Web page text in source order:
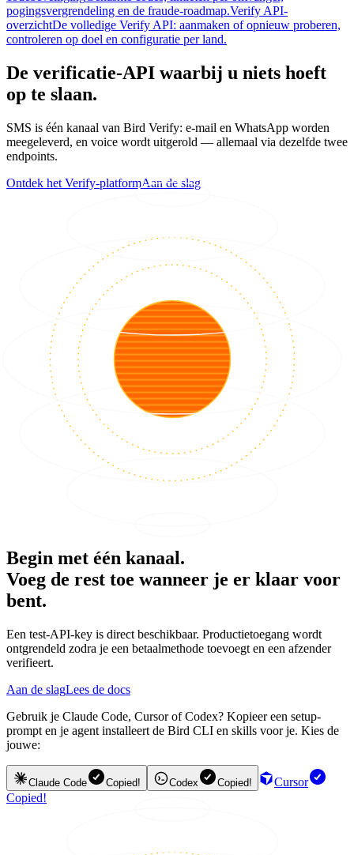
pogingsvergrendeling en de fraude-roadmap.Verify API-
overzichtDe volledige Verify API: aanmaken of opnieuw proberen,
controleren op doel en configuratie per land.
De verificatie-API waarbij u niets hoeft
op te slaan.
SMS is één kanaal van Bird Verify: e-mail en WhatsApp worden
meegeleverd, en voice wordt uitgerold — allemaal via dezelfde twee
endpoints.
Ontdek het Verify-platformAan de slag
Begin met één kanaal.
Voeg de rest toe wanneer je er klaar voor
bent.
Een test-API-key is direct beschikbaar. Productietoegang wordt
ontgrendeld zodra je een betaalmethode toevoegt en een afzender
verifieert.
Aan de slagLees de docs
Gebruik je Claude Code, Cursor of Codex? Kopieer een setup-
prompt en je agent installeert de Bird CLI en skills voor je. Kies de
jouwe:
Claude Code Copied! Codex Copied!
Cursor
Copied!